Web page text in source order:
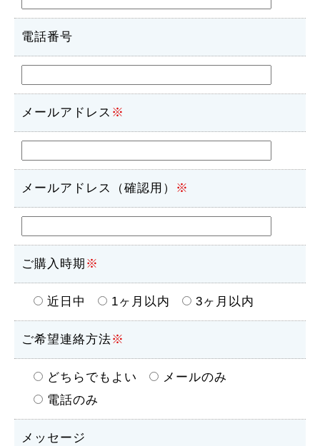
電話番号
メールアドレス ※
メールアドレス（確認用） ※
ご購入時期 ※
近日中 1ヶ月以内 3ヶ月以内
ご希望連絡方法※
どちらでもよい
メールのみ
電話のみ
メッセージ